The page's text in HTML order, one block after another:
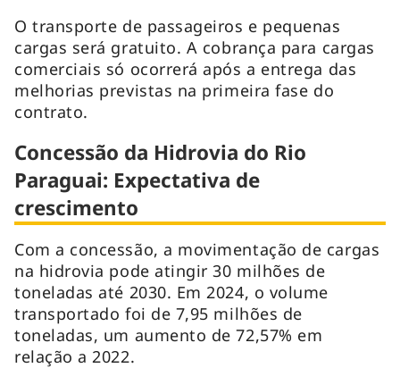
O transporte de passageiros e pequenas
cargas será gratuito. A cobrança para cargas
comerciais só ocorrerá após a entrega das
melhorias previstas na primeira fase do
contrato.
Concessão da Hidrovia do Rio
Paraguai: Expectativa de
crescimento
Com a concessão, a movimentação de cargas
na hidrovia pode atingir 30 milhões de
toneladas até 2030. Em 2024, o volume
transportado foi de 7,95 milhões de
toneladas, um aumento de 72,57% em
relação a 2022.